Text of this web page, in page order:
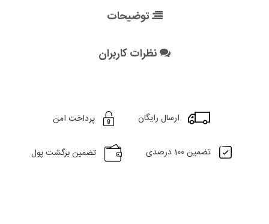
توضیحات
نظرات کاربران
ارسال رایگان پرداخت امن
تضمین 100 درصدی تضمین برگشت پول